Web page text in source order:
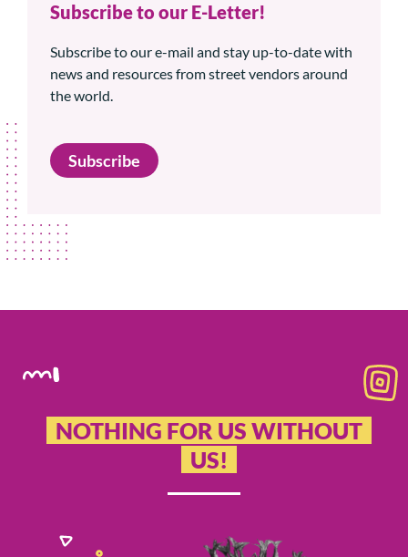
Subscribe to our E-Letter!
Subscribe to our e-mail and stay up-to-date with
news and resources from street vendors around
the world.
Subscribe
NOTHING FOR US WITHOUT
US!